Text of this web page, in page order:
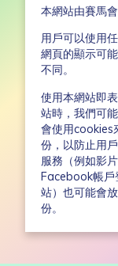
本網站由賽馬
用戶可以使用
網頁的顯示可
不同。
使用本網站即
站時，我們可
會使用cookies
份，以防止用
服務（例如影
Facebook帳戶
站）也可能會
份。